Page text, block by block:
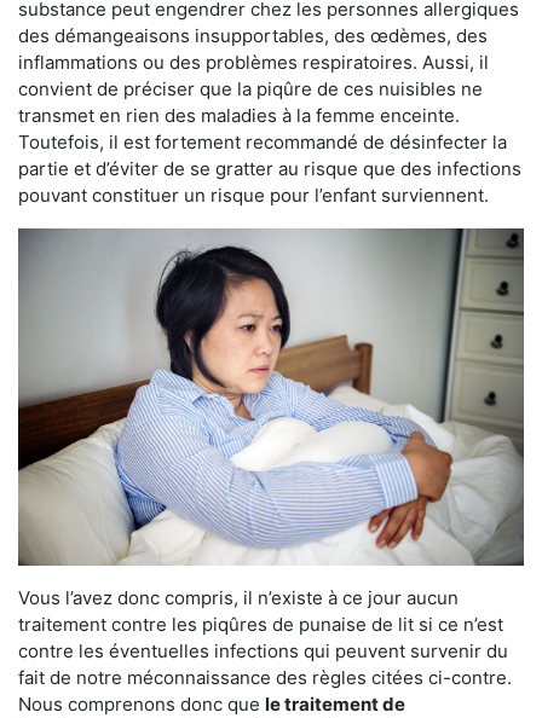
substance peut engendrer chez les personnes allergiques
des démangeaisons insupportables, des œdèmes, des
inflammations ou des problèmes respiratoires. Aussi, il
convient de préciser que la piqûre de ces nuisibles ne
transmet en rien des maladies à la femme enceinte.
Toutefois, il est fortement recommandé de désinfecter la
partie et d’éviter de se gratter au risque que des infections
pouvant constituer un risque pour l’enfant surviennent.
Vous l’avez donc compris, il n’existe à ce jour aucun
traitement contre les piqûres de punaise de lit si ce n’est
contre les éventuelles infections qui peuvent survenir du
fait de notre méconnaissance des règles citées ci-contre.
Nous comprenons donc que le traitement de